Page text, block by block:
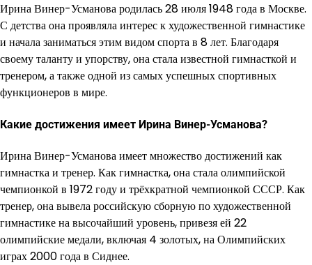
Ирина Винер-Усманова родилась 28 июля 1948 года в Москве.
С детства она проявляла интерес к художественной гимнастике
и начала заниматься этим видом спорта в 8 лет. Благодаря
своему таланту и упорству, она стала известной гимнасткой и
тренером, а также одной из самых успешных спортивных
функционеров в мире.
Какие достижения имеет Ирина Винер-Усманова?
Ирина Винер-Усманова имеет множество достижений как
гимнастка и тренер. Как гимнастка, она стала олимпийской
чемпионкой в 1972 году и трёхкратной чемпионкой СССР. Как
тренер, она вывела российскую сборную по художественной
гимнастике на высочайший уровень, привезя ей 22
олимпийские медали, включая 4 золотых, на Олимпийских
играх 2000 года в Сиднее.